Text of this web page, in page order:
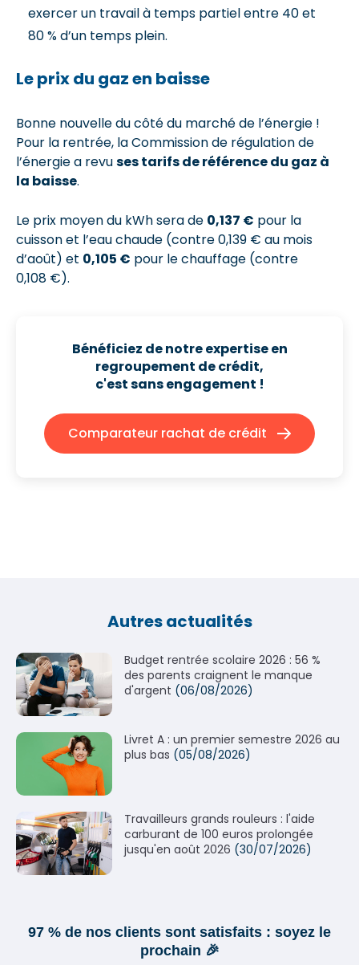
exercer un travail à temps partiel entre 40 et
80 % d’un temps plein.
Le prix du gaz en baisse
Bonne nouvelle du côté du marché de l’énergie !
Pour la rentrée, la Commission de régulation de
l’énergie a revuses tarifs de référence du gaz à
la baisse.
Le prix moyen du kWh sera de 0,137 € pour la
cuisson et l’eau chaude (contre 0,139 € au mois
d’août) et 0,105 € pour le chauffage (contre
0,108 €).
Bénéficiez de notre expertise en
regroupement de crédit,
c'est sans engagement !
Comparateur rachat de crédit
Autres actualités
Budget rentrée scolaire 2026 : 56 %
des parents craignent le manque
d'argent (06/08/2026)
Livret A : un premier semestre 2026 au
plus bas (05/08/2026)
Travailleurs grands rouleurs : l'aide
carburant de 100 euros prolongée
jusqu'en août 2026 (30/07/2026)